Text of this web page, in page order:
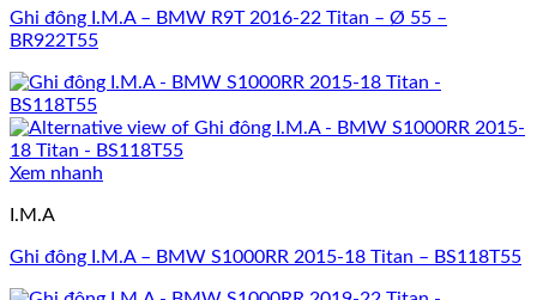
Ghi đông I.M.A – BMW R9T 2016-22 Titan – Ø 55 –
BR922T55
Xem nhanh
I.M.A
Ghi đông I.M.A – BMW S1000RR 2015-18 Titan – BS118T55